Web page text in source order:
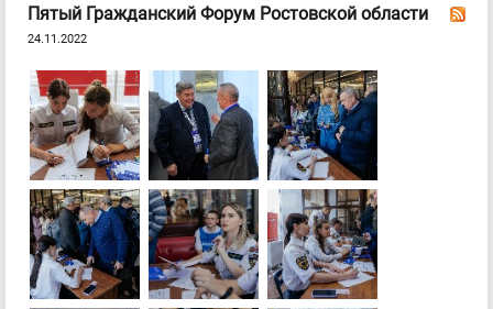
Пятый Гражданский Форум Ростовской области
24.11.2022